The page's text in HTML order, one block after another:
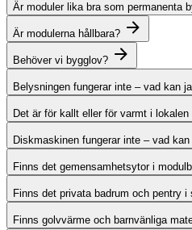
Är moduler lika bra som permanenta
Är modulerna hållbara?
Behöver vi bygglov?
Belysningen fungerar inte – vad kan
Det är för kallt eller för varmt i
Diskmaskinen fungerar inte – vad
Finns det gemensamhetsytor i
Finns det privata badrum och pentry i
Finns golvvärme och barnvänliga